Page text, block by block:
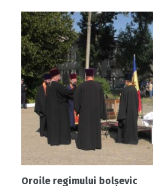
Oroile regimului bolșevic